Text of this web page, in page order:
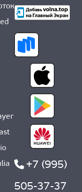
+7 (995)
505-37-37